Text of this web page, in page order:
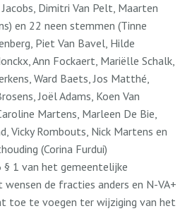
Dimitri Van Pelt, Maarten
en 22 neen stemmen (Tinne
Piet Van Bavel, Hilde
Ann Fockaert, Mariëlle Schalk,
Ward Baets, Jos Matthé,
Joël Adams, Koen Van
Martens, Marleen De Bie,
Vicky Rombouts, Nick Martens en
(Corina Furdui)
1 van het gemeentelijke
de fracties anders en N-VA+
toe te voegen ter wijziging van het